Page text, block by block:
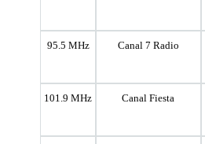
95.5 MHz Canal 7 Radio
101.9 MHz Canal Fiesta